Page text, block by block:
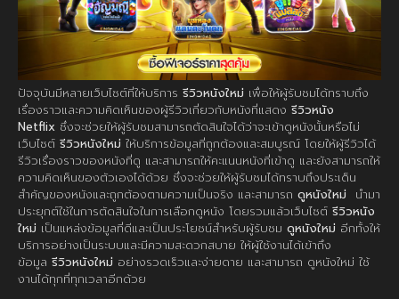
ปัจจุบันมีหลายเว็บไซต์ที่ให้บริการ รีวิวหนังใหม่ เพื่อให้ผู้รับชมได้ทราบถึง
เรื่องราวและความคิดเห็นของผู้รีวิวเกี่ยวกับหนังที่แสดง รีวิวหนัง
Netflix ซึ่งจะช่วยให้ผู้รับชมสามารถตัดสินใจได้ว่าจะเข้าดูหนังนั้นหรือไม่
เว็บไซต์ รีวิวหนังใหม่ ให้บริการข้อมูลที่ถูกต้องและสมบูรณ์ โดยให้ผู้รีวิวได้
รีวิวเรื่องราวของหนังที่ดู และสามารถให้คะแนนหนังที่เข้าดู และยังสามารถให้
ความคิดเห็นของตัวเองได้ด้วย ซึ่งจะช่วยให้ผู้รับชมได้ทราบถึงประเด็น
สำคัญของหนังและถูกต้องตามความเป็นจริง และสามารถ ดูหนังใหม่ นำมา
ประยุกต์ใช้ในการตัดสินใจในการเลือกดูหนัง โดยรวมแล้วเว็บไซต์ รีวิวหนัง
ใหม่ เป็นแหล่งข้อมูลที่ดีและเป็นประโยชน์สำหรับผู้รับชม ดูหนังใหม่ อีกทั้งให้
บริการอย่างเป็นระบบและมีความสะดวกสบาย ให้ผู้ใช้งานได้เข้าถึง
ข้อมูล รีวิวหนังใหม่ อย่างรวดเร็วและง่ายดาย และสามารถ ดูหนังใหม่ ใช้
งานได้ทุกที่ทุกเวลาอีกด้วย